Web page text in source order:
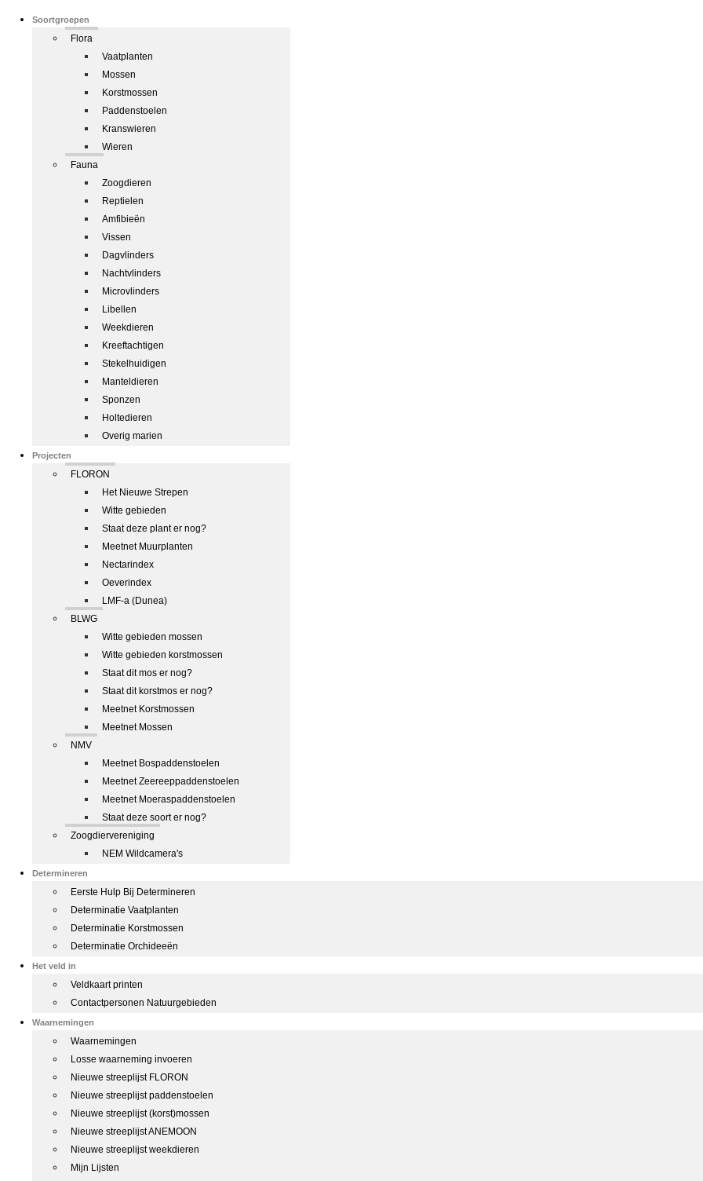
Soortgroepen
Flora
Vaatplanten
Mossen
Korstmossen
Paddenstoelen
Kranswieren
Wieren
Fauna
Zoogdieren
Reptielen
Amfibieën
Vissen
Dagvlinders
Nachtvlinders
Microvlinders
Libellen
Weekdieren
Kreeftachtigen
Stekelhuidigen
Manteldieren
Sponzen
Holtedieren
Overig marien
Projecten
FLORON
Het Nieuwe Strepen
Witte gebieden
Staat deze plant er nog?
Meetnet Muurplanten
Nectarindex
Oeverindex
LMF-a (Dunea)
BLWG
Witte gebieden mossen
Witte gebieden korstmossen
Staat dit mos er nog?
Staat dit korstmos er nog?
Meetnet Korstmossen
Meetnet Mossen
NMV
Meetnet Bospaddenstoelen
Meetnet Zeereeppaddenstoelen
Meetnet Moeraspaddenstoelen
Staat deze soort er nog?
Zoogdiervereniging
NEM Wildcamera's
Determineren
Eerste Hulp Bij Determineren
Determinatie Vaatplanten
Determinatie Korstmossen
Determinatie Orchideeën
Het veld in
Veldkaart printen
Contactpersonen Natuurgebieden
Waarnemingen
Waarnemingen
Losse waarneming invoeren
Nieuwe streeplijst FLORON
Nieuwe streeplijst paddenstoelen
Nieuwe streeplijst (korst)mossen
Nieuwe streeplijst ANEMOON
Nieuwe streeplijst weekdieren
Mijn Lijsten